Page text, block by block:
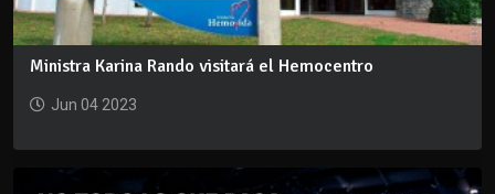
Ministra Karina Rando visitará el Hemocentro
Jun 04 2023